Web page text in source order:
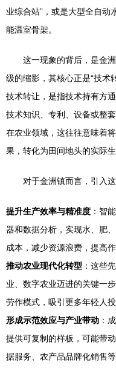
业综合站”，或是大型全自动
能温室骨架。
这一现象的背后，是金
级的缩影，其核心正是“技术
技术转让，是指技术持有方
技术知识、专利、设备或整
在农业领域，这往往意味着
果，转化为田间地头的实际生
对于金洲镇而言，引入
提升生产效率与精准度 ：智
器和数据分析，实现水、肥
成本，减少资源浪费，提高作
推动农业现代化转型 ：这些
业、数字农业迈进的关键一
劳作模式，吸引更多年轻人投
形成示范效应与产业带动 ：
提供可复制的样板，可能带
据服务、农产品品牌化销售